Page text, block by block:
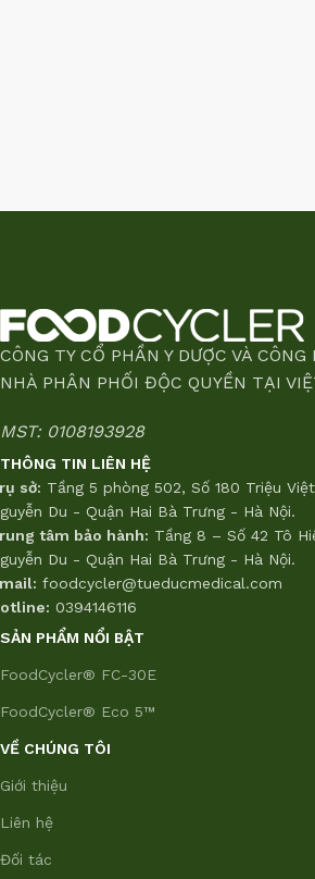
CÔNG TY CỔ PHẦN Y DƯỢC VÀ
NHÀ PHÂN PHỐI ĐỘC QUYỀN TẠI
MST: 0108193928
THÔNG TIN LIÊN HỆ
sở: Tầng 5 phòng 502, Số 180 Triệu
Du - Quận Hai Bà Trưng - Hà Nội.
tâm bảo hành: Tầng 8 – Số 42 Tô
Du - Quận Hai Bà Trưng - Hà Nội.
foodcycler@tueducmedical.com
0394146116
SẢN PHẨM NỔI BẬT
FoodCycler® FC-30E
FoodCycler® Eco 5™
VỀ CHÚNG TÔI
Giới thiệu
Liên hệ
Đối tác